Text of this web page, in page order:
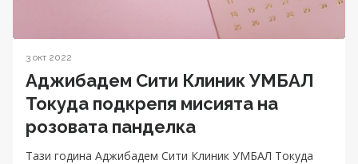
3 окт 2022
Аджибадем Сити Клиник УМБАЛ
Токуда подкрепя мисията на
розовата панделка
Тази година Аджибадем Сити Клиник УМБАЛ Токуда